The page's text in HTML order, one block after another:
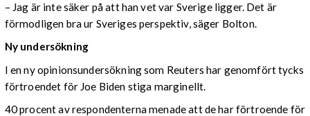
– Jag är inte säker på att han vet var Sverige ligger. Det är
förmodligen bra ur Sveriges perspektiv, säger Bolton.
Ny undersökning
I en ny opinionsundersökning som Reuters har genomfört tycks
förtroendet för Joe Biden stiga marginellt.
40 procent av respondenterna menade att de har förtroende för